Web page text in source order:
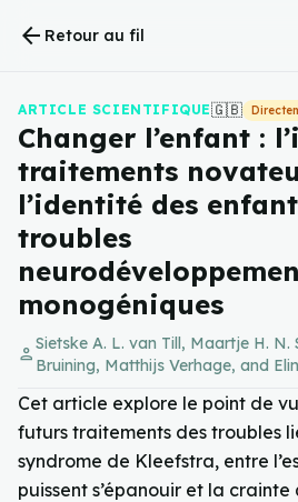
arrow_back Retour au fil
ARTICLE SCIENTIFIQUE🇬🇧
Changer l’enfant :
traitements
l’identité des
troubles
monogéniques
personSietske A. L. van Till, Maartje H. N.
Bruining, Matthijs Verhage, and
Cet article explore le point de
futurs traitements des troubles
syndrome de Kleefstra, entre
puissent s’épanouir et la